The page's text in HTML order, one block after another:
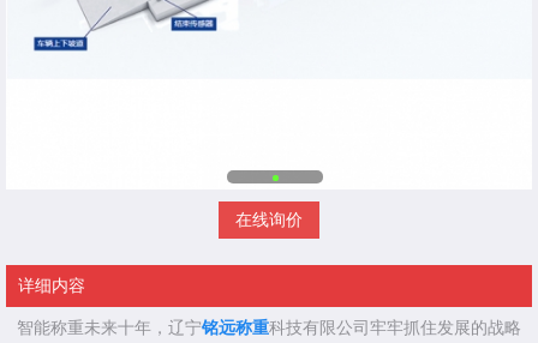
在线询价
详细内容
智能称重未来十年，辽宁铭远称重科技有限公司牢牢抓住发展的战略